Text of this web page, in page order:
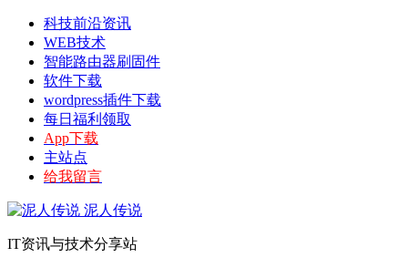
科技前沿资讯
WEB技术
智能路由器刷固件
软件下载
wordpress插件下载
每日福利领取
App下载
主站点
给我留言
泥人传说
IT资讯与技术分享站